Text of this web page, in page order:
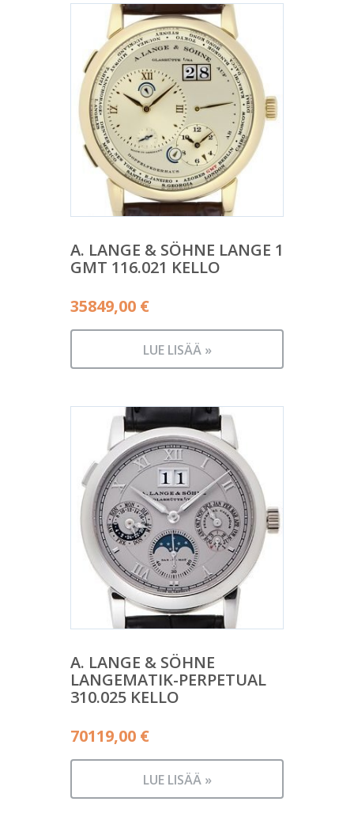
A. LANGE & SÖHNE LANGE 1
GMT 116.021 KELLO
35849,00 €
LUE LISÄÄ »
A. LANGE & SÖHNE
LANGEMATIK-PERPETUAL
310.025 KELLO
70119,00 €
LUE LISÄÄ »